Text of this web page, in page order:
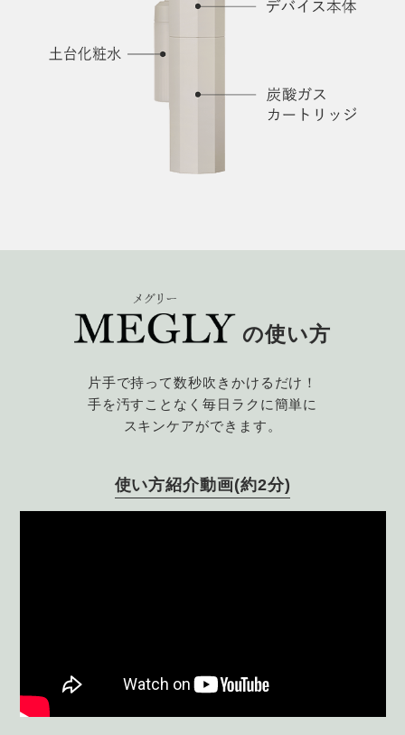
の使い方
片手で持って数秒吹きかけるだけ！
手を汚すことなく毎日ラクに簡単に
スキンケアができます。
使い方紹介動画(約2分)